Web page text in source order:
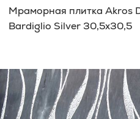
Мраморная плитка Akros
Bardiglio Silver 30,5x30,5